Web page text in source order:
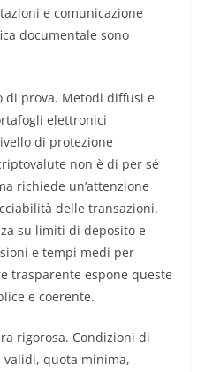
e comunicazione
documentale sono
di prova. Metodi diffusi e
elettronici
di protezione
non è di per sé
richiede un’attenzione
delle transazioni.
su limiti di deposito e
e tempi medi per
trasparente espone queste
e coerente.
rigorosa. Condizioni di
validi, quota minima,